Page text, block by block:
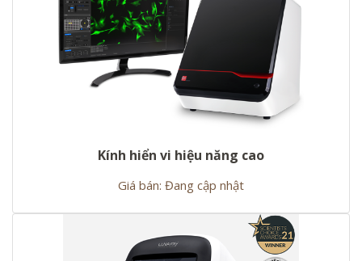
Kính hiển vi hiệu năng cao
Giá bán: Đang cập nhật